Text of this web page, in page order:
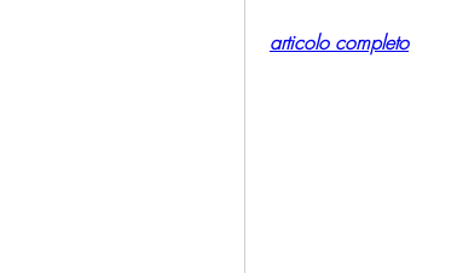
articolo completo